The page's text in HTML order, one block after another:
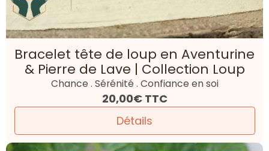
Bracelet tête de loup en Aventurine
& Pierre de Lave | Collection Loup
Chance . Sérénité . Confiance en soi
20,00€ TTC
Détails